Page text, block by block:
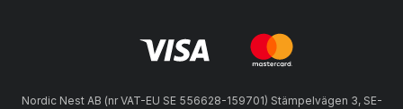
Nordic Nest AB (nr VAT-EU SE 556628-159701) Stämpelvägen 3, SE-